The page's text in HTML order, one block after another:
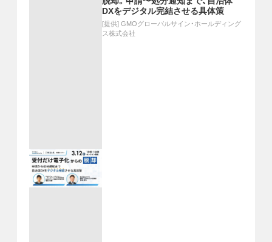
DXをデジタル完結させる具体策
[提供] GMOグローバルサイン・ホールディング
ス株式会社